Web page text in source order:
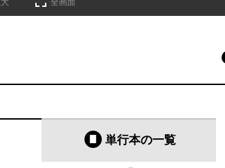
全画面
単行本の一覧